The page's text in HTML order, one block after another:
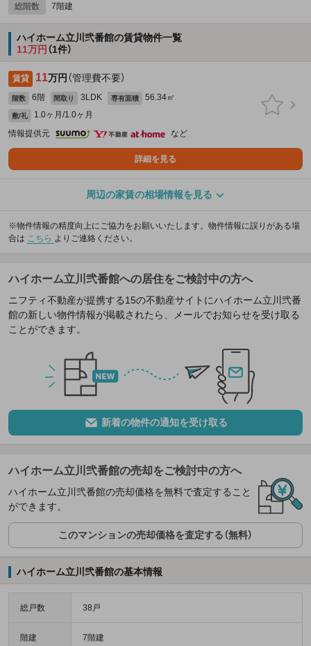
総階数 7階建
ハイホーム立川弐番館の賃貸物件一覧
11万円 （1件）
賃貸 11万円 （管理費不要）
階数 6階 間取り 3LDK 専有面積 56.34㎡
敷/礼
1.0ヶ月/1.0ヶ月
情報提供元
など
詳細を見る
周辺の家賃の相場情報を見る
※物件情報の精度向上にご協力をお願いいたします。物件情報に誤りがある場
合は こちら よりご連絡ください。
ハイホーム立川弐番館への居住をご検討中の方へ
ニフティ不動産が提携する15の不動産サイトにハイホーム立川弐番
館の新しい物件情報が掲載されたら、メールでお知らせを受け取る
ことができます。
新着の物件の通知を受け取る
ハイホーム立川弐番館の売却をご検討中の方へ
ハイホーム立川弐番館の売却価格を無料で査定すること
ができます。
このマンションの売却価格を査定する（無料）
ハイホーム立川弐番館の基本情報
総戸数 38戸
階建 7階建